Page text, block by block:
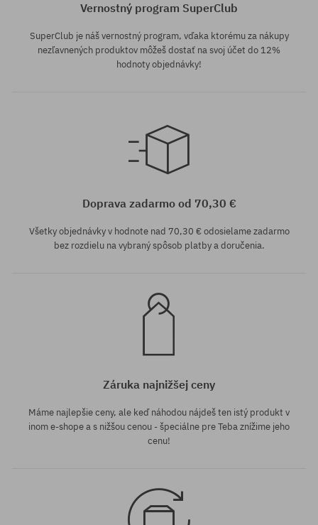
Dostupné veľkosti:
Vernostný program SuperClub
SuperClub je náš vernostný program, vďaka ktorému za nákupy
nezľavnených produktov môžeš dostať na svoj účet do 12%
hodnoty objednávky!
Doprava zadarmo od 70,30 €
Všetky objednávky v hodnote nad 70,30 € odosielame zadarmo
bez rozdielu na vybraný spôsob platby a doručenia.
Záruka najnižšej ceny
Máme najlepšie ceny, ale keď náhodou nájdeš ten istý produkt v
inom e-shope a s nižšou cenou - špeciálne pre Teba znížime jeho
cenu!